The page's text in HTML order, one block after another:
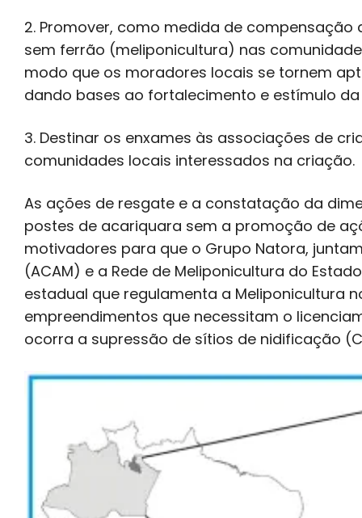
2. Promover, como medida de
sem ferrão (meliponicultura) nas
modo que os moradores locais se tornem
dando bases ao fortalecimento e estímulo
3. Destinar os enxames às associações de
comunidades locais interessados na criação.
As ações de resgate e a constatação da
postes de acariquara sem a promoção de
motivadores para que o Grupo Natora,
(ACAM) e a Rede de Meliponicultura do
estadual que regulamenta a Meliponicultura
empreendimentos que necessitam o
ocorra a supressão de sítios de nidificação